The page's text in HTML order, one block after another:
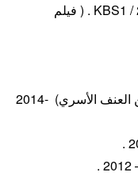
الطريق الثلجي – كانغ يونغ آي – KBS1 / 2015 . ( فيلم
فتاة على بابي – دو هي (فتاة تعاني من العنف الأسري) -2014